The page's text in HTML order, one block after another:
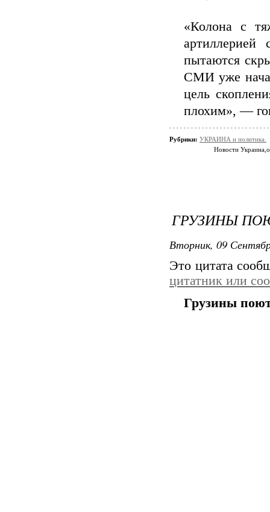
«Колона с
пытаются
СМИ уже
цель
плохим», —
Рубрики: УКРАИНА и политика.
Новости
ГРУЗИНЫ
Вторник, 09
Это цитата
цитатник или
Грузины